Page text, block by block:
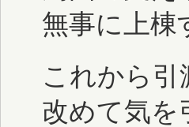
無事に上棟
これから引
改めて気を